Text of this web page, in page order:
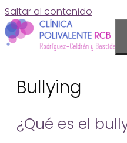
Saltar al contenido
Bullying
¿Qué es el